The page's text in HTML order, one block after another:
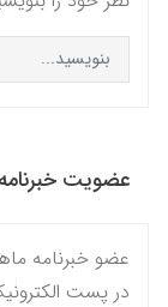
عضویت خبرنامه
عضو خبرنامه
در پست